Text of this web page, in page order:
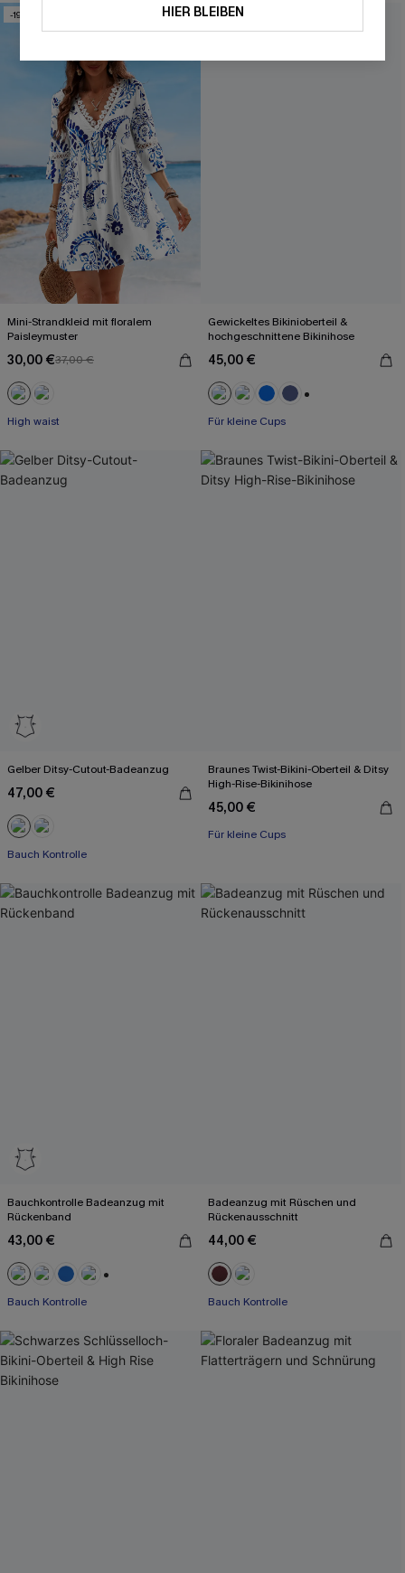
-19%
Mini-Strandkleid mit floralem
Paisleymuster
30,00 €37,00 €
High waist
Gewickeltes Bikinioberteil &
hochgeschnittene Bikinihose
45,00 €
Für kleine Cups
Gelber Ditsy-Cutout-Badeanzug
47,00 €
Bauch Kontrolle
Braunes Twist-Bikini-Oberteil & Ditsy
High-Rise-Bikinihose
45,00 €
Für kleine Cups
Bauchkontrolle Badeanzug mit
Rückenband
43,00 €
Bauch Kontrolle
Badeanzug mit Rüschen und
Rückenausschnitt
44,00 €
Bauch Kontrolle
HIER BLEIBEN